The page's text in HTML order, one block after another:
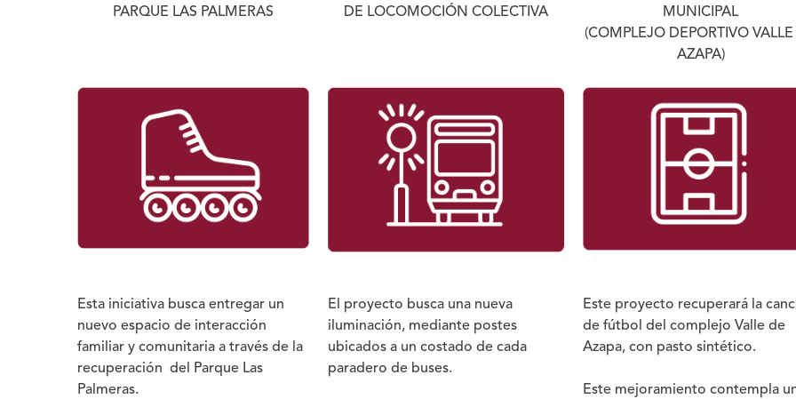
PARQUE LAS PALMERAS
DE LOCOMOCIÓN COLECTIVA
MUNICIPAL
(COMPLEJO DEPORTIVO VALLE
AZAPA)
Esta iniciativa busca entregar un
nuevo espacio de interacción
familiar y comunitaria a través de la
recuperación del Parque Las
Palmeras.
El proyecto busca una nueva
iluminación, mediante postes
ubicados a un costado de cada
paradero de buses.
Este proyecto recuperará la
de fútbol del complejo Valle de
Azapa, con pasto sintético.
Este mejoramiento contempla